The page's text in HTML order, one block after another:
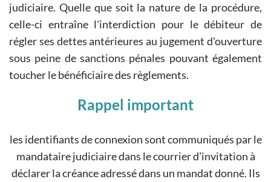
judiciaire. Quelle que soit la nature de la procédure,
celle-ci entraîne l'interdiction pour le débiteur de
régler ses dettes antérieures au jugement d'ouverture
sous peine de sanctions pénales pouvant également
toucher le bénéficiaire des règlements.
Rappel important
les identifiants de connexion sont communiqués par le
mandataire judiciaire dans le courrier d’invitation à
déclarer la créance adressé dans un mandat donné. Ils